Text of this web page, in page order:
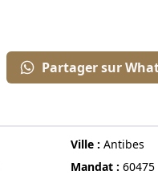
Partager sur
ville : Antibes
Mandat : 60475